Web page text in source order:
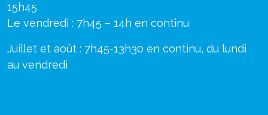
15h45
Le vendredi : 7h45 – 14h en continu
Juillet et août : 7h45-13h30 en continu, du lundi
au vendredi